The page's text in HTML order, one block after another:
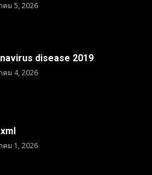
คม 5, 2026
disease 2019
คม 4, 2026
คม 1, 2026